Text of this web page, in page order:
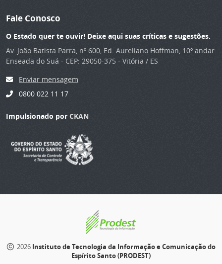
Fale Conosco
O Estado quer te ouvir! Deixe aqui suas críticas e sugestões.
Av. João Batista Parra, nº 600, Ed. Aureliano Hoffman, 10º andar
Enseada do Suá - CEP: 29050-375 - Vitória / ES
Enviar mensagem
0800 022 11 17
Impulsionado por CKAN
2026 Instituto de Tecnologia da Informação e Comunicação do
Espírito Santo (PRODEST)